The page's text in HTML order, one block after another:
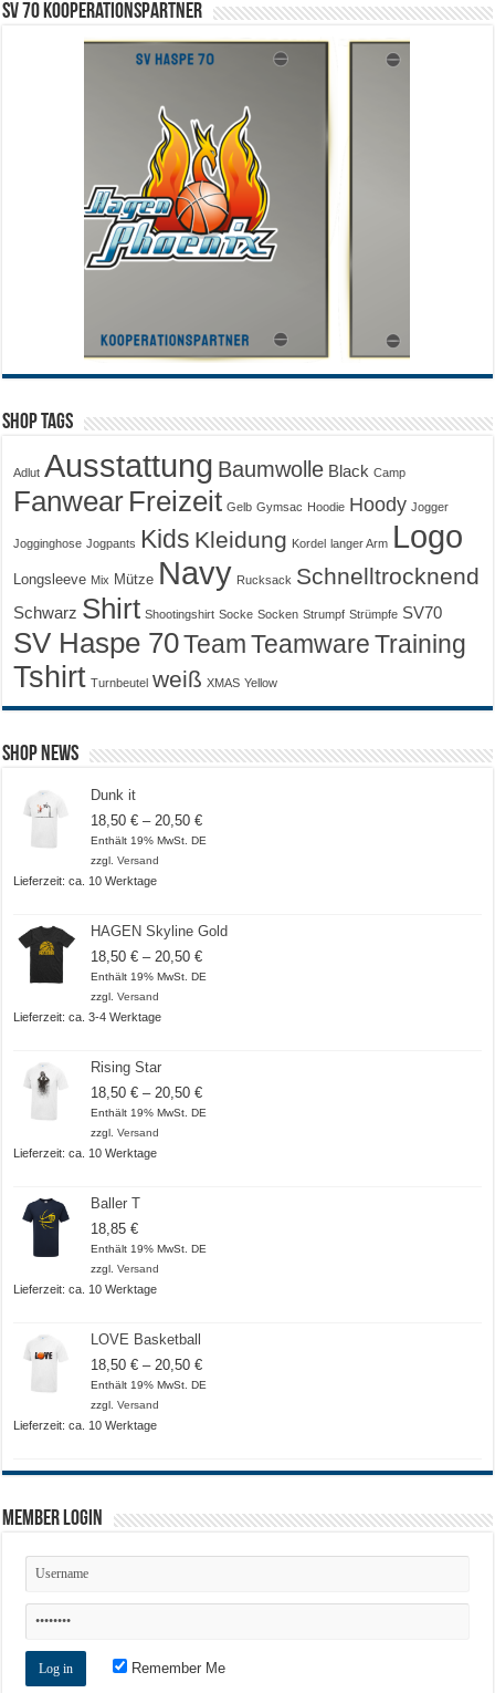
SV 70 Kooperationspartner
Shop Tags
Adlut Ausstattung Baumwolle Black Camp
Fanwear Freizeit Gelb Gymsac Hoodie Hoody Jogger
Jogginghose Jogpants Kids Kleidung Kordel langer Arm Logo
Longsleeve Mix Mütze Navy Rucksack Schnelltrocknend
Schwarz Shirt Shootingshirt Socke Socken Strumpf Strümpfe SV70
SV Haspe 70Team Teamware Training
Tshirt Turnbeutel weiß XMAS Yellow
Shop News
Dunk it
18,50€ – 20,50€Preisspanne:
18,50 €
Enthält 19% MwSt. DE
zzgl.Versand
Lieferzeit: ca. 10 Werktage
HAGEN Skyline Gold
18,50€ – 20,50€Preisspanne:
18,50 €
Enthält 19% MwSt. DE
zzgl.Versand
Lieferzeit: ca. 3-4 Werktage
Rising Star
18,50€ – 20,50€Preisspanne:
18,50 €
Enthält 19% MwSt. DE
zzgl.Versand
Lieferzeit: ca. 10 Werktage
Baller T
18,85€
Enthält 19% MwSt. DE
zzgl.Versand
Lieferzeit: ca. 10 Werktage
LOVE Basketball
18,50€ – 20,50€Preisspanne:
18,50 €
Enthält 19% MwSt. DE
zzgl.Versand
Lieferzeit: ca. 10 Werktage
Member Login
Remember Me